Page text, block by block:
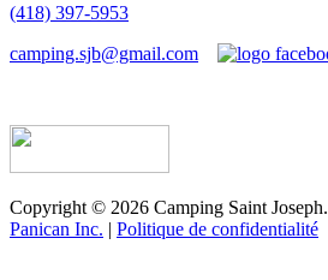
(418) 397-5953
camping.sjb@gmail.com
Copyright © 2026 Camping Saint Joseph.
Panican Inc. | Politique de confidentialité